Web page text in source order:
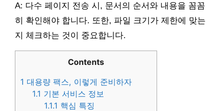
A: 다수 페이지 전송 시, 문서의 순서와 내용을 꼼꼼
히 확인해야 합니다. 또한, 파일 크기가 제한에 맞는
지 체크하는 것이 중요합니다.
Contents
1 대용량 팩스, 이렇게 준비하자
1.1 기본 서비스 정보
1.1.1 핵심 특징